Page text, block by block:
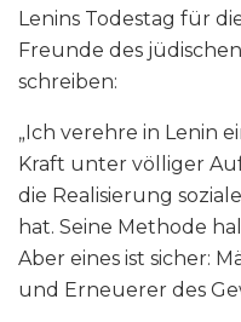
Lenins Todestag für
Freunde des
schreiben:
„Ich verehre in Lenin
Kraft unter völliger
die Realisierung
hat. Seine Methode
Aber eines ist sicher:
und Erneuerer des